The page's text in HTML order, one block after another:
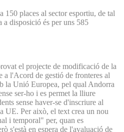
150 places al sector esportiu, de tal
a disposició és per uns 585
el projecte de modificació de la
a l'Acord de gestió de fronteres al
la Unió Europea, pel qual Andorra
ser-ho i es permet la lliure
sense haver-se d'inscriure al
UE. Per això, el text crea un nou
i temporal" per, quan es
s'està en espera de l'avaluació de